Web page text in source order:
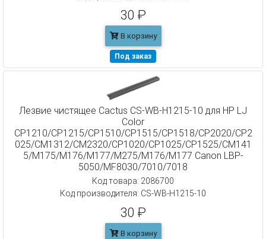
30 ₽
В корзину
Под заказ
Лезвие чистящее Cactus CS-WB-H1215-10 для HP LJ
Color
CP1210/CP1215/CP1510/CP1515/CP1518/CP2020/CP2
025/CM1312/CM2320/CP1020/CP1025/CP1525/CM141
5/M175/M176/M177/M275/M176/M177 Canon LBP-
5050/MF8030/7010/7018
Код товара: 2086700
Код производителя: CS-WB-H1215-10
30 ₽
В корзину